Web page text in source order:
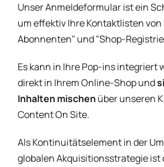
Unser Anmeldeformular ist ein
um effektiv Ihre Kontaktlisten
Abonnenten" und "Shop-
Es kann in Ihre Pop-ins integriert
direkt in Ihrem Online-Shop und
Inhalten mischen über unseren
Content On Site.
Als Kontinuitätselement in der
globalen Akquisitionsstrategie ist